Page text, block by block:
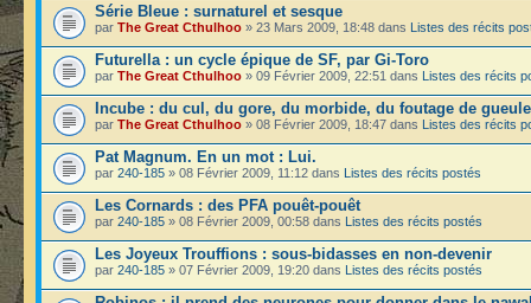
Série Bleue : surnaturel et sesque
par The Great Cthulhoo » 23 Mars 2009, 18:48 dans Listes des récits
Futurella : un cycle épique de SF, par Gi-Toro
par The Great Cthulhoo » 09 Février 2009, 22:51 dans Listes des récits
Incube : du cul, du gore, du morbide, du foutage de gueule
par The Great Cthulhoo » 08 Février 2009, 18:47 dans Listes des récits
Pat Magnum. En un mot : Lui.
par 240-185 » 08 Février 2009, 11:12 dans Listes des récits postés
Les Cornards : des PFA pouêt-pouêt
par 240-185 » 08 Février 2009, 00:58 dans Listes des récits postés
Les Joyeux Trouffions : sous-bidasses en non-devenir
par 240-185 » 07 Février 2009, 19:20 dans Listes des récits postés